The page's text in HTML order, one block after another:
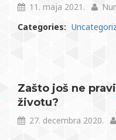
11. maja 2021.
Categories:
Zašto još ne
životu?
27. decembra 2020.